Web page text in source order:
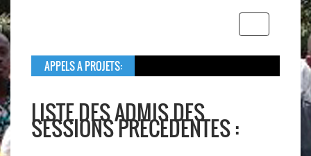
navigation
APPELS A PROJETS:
LISTE DES ADMIS DES
SESSIONS PRECEDENTES :